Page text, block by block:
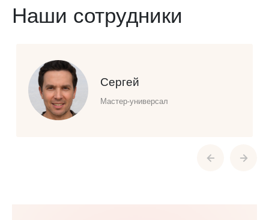
Наши сотрудники
Сергей
Мастер-универсал